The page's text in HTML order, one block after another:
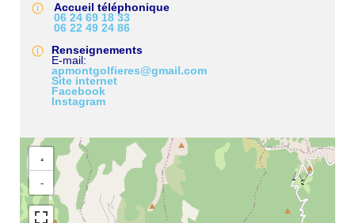
Accueil téléphonique
06 24 69 18 33
06 22 49 24 86
Renseignements
E-mail
apmontgolfieres@gmail.com
Site internet
Facebook
Instagram
+
−